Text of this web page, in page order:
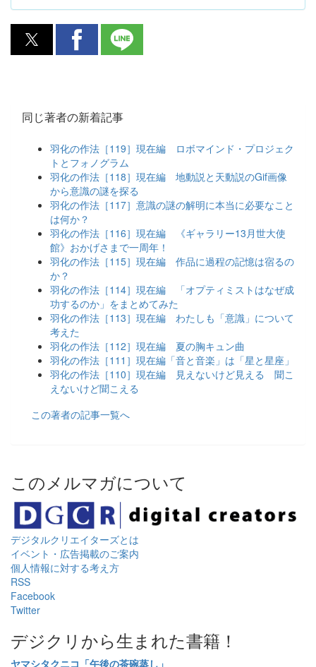
同じ著者の新着記事
羽化の作法［119］現在編 ロボマインド・プロジェク
トとフォノグラム
羽化の作法［118］現在編 地動説と天動説のGif画像
から意識の謎を探る
羽化の作法［117］意識の謎の解明に本当に必要なこと
は何か？
羽化の作法［116］現在編 《ギャラリー13月世大使
館》おかげさまで一周年！
羽化の作法［115］現在編 作品に過程の記憶は宿るの
か？
羽化の作法［114］現在編 「オプティミストはなぜ成
功するのか」をまとめてみた
羽化の作法［113］現在編 わたしも「意識」について
考えた
羽化の作法［112］現在編 夏の胸キュン曲
羽化の作法［111］現在編「音と音楽」は「星と星座」
羽化の作法［110］現在編 見えないけど見える 聞こ
えないけど聞こえる
この著者の記事一覧へ
このメルマガについて
デジタルクリエイターズとは
イベント・広告掲載のご案内
個人情報に対する考え方
RSS
Facebook
Twitter
デジクリから生まれた書籍！
ヤマシタクニコ「午後の茶碗蒸し」